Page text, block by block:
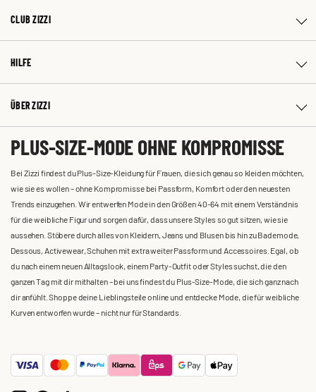
CLUB ZIZZI
HILFE
ÜBER ZIZZI
PLUS-SIZE-MODE OHNE KOMPROMISSE
Bei Zizzi findest du Plus-Size-Kleidung für Frauen, die sich genau so kleiden möchten,
wie sie es wollen – ohne Kompromisse bei Passform, Komfort oder den neuesten
Trends einzugehen. Wir entwerfen Mode in den Größen 40-64 mit einem Verständnis
für die weibliche Figur und sorgen dafür, dass unsere Styles so gut sitzen, wie sie
aussehen. Stöbere durch alles von Kleidern, Jeans und Blusen bis hin zu Bademode,
Dessous, Activewear, Schuhen mit extra weiter Passform und Accessoires. Egal, ob
du nach einem neuen Alltagslook, einem Party-Outfit oder Styles suchst, die den
ganzen Tag mit dir mithalten – bei uns findest du Plus-Size-Mode, die sich ganz nach
dir anfühlt. Shoppe deine Lieblingsteile online und entdecke Mode, die für weibliche
Kurven entworfen wurde – nicht nur für Standards.